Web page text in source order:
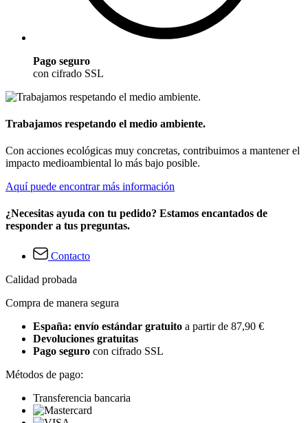
Pago seguro
con cifrado SSL
Trabajamos respetando el medio ambiente.
Con acciones ecológicas muy concretas, contribuimos a mantener el
impacto medioambiental lo más bajo posible.
Aquí puede encontrar más información
¿Necesitas ayuda con tu pedido? Estamos encantados de
responder a tus preguntas.
Contacto
Calidad probada
Compra de manera segura
España: envío estándar gratuito a partir de 87,90 €
Devoluciones gratuitas
Pago seguro con cifrado SSL
Métodos de pago:
Transferencia bancaria